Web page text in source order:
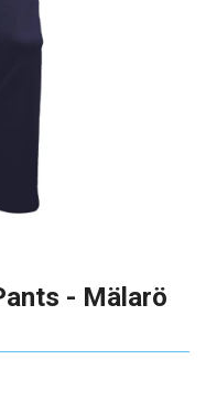
- Mälarö